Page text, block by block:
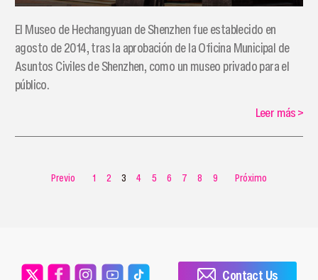
El Museo de Hechangyuan de Shenzhen fue establecido en
agosto de 2014, tras la aprobación de la Oficina Municipal de
Asuntos Civiles de Shenzhen, como un museo privado para el
público.
Leer más>
Previo 1 2 3 4 5 6 7 8 9 Próximo
Contact Us